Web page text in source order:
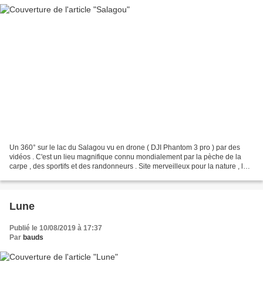
Un 360° sur le lac du Salagou vu en drone ( DJI Phantom 3 pro ) par des
vidéos . C'est un lieu magnifique connu mondialement par la pèche de la
carpe , des sportifs et des randonneurs . Site merveilleux pour la nature , les
Lune
Publié le 10/08/2019 à 17:37
Par bauds